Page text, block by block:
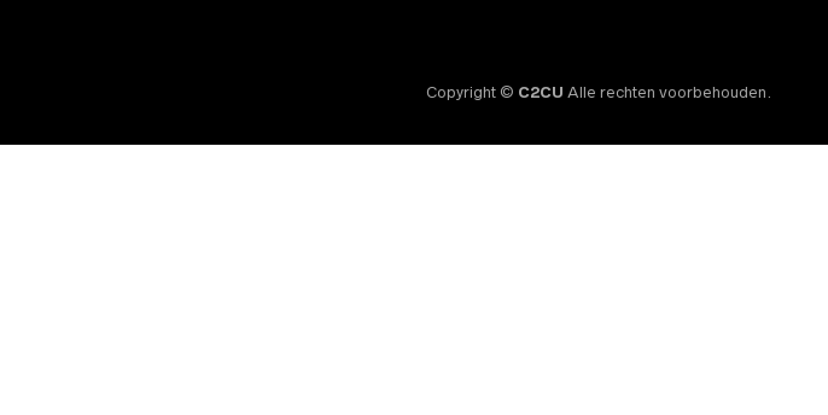
Copyright © C2CU Alle rechten voorbehouden.